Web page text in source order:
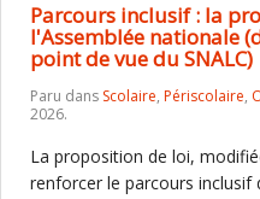
Parcours inclusif : la
l'Assemblée nationale
point de vue du SNALC)
Paru dans Scolaire, Périscolaire,
2026.
La proposition de loi,
renforcer le parcours inclusif